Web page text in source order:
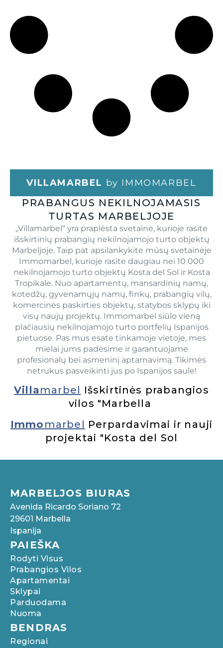
VILLAMARBEL by IMMOMARBEL
PRABANGUS NEKILNOJAMASIS
TURTAS MARBELJOJE
„Villamarbel“ yra praplėsta svetainė, kurioje rasite
išskirtinių prabangių nekilnojamojo turto objektų
Marbeljoje. Taip pat apsilankykite mūsų svetainėje
Immomarbel, kurioje rasite daugiau nei 10 000
nekilnojamojo turto objektų Kosta del Sol ir Kosta
Tropikale. Nuo apartamentų, mansardinių namų,
kotedžų, gyvenamųjų namų, finkų, prabangių vilų,
komercinės paskirties objektų, statybos sklypų iki
visų naujų projektų. Immomarbel siūlo vieną
plačiausių nekilnojamojo turto portfelių Ispanijos
pietuose. Pas mus esate tinkamoje vietoje, mes
mielai jums padėsime ir garantuojame
profesionalų bei asmeninį aptarnavimą. Tikimės
netrukus pasveikinti jus po Ispanijos saule!
Villamarbel Išskirtinės prabangios
vilos "Marbella
Immo marbel Perpardavimai ir nauji
projektai "Kosta del Sol
MARBELJOS BIURAS
Avenida Ricardo Soriano 72
29601 Marbella
Ispanija
PAIEŠKA
Rodyti Visus
Prabangios Vilos
Apartamentai
Sklypai
Parduodama
Nuoma
BENDRAS
Regionai